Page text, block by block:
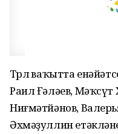
Төрлө ваҡытта
Раил Ғәләев,
Ниғмәтйәнов,
Әхмәҙуллин